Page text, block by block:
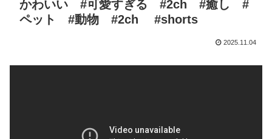
かわいい #可愛すぎる #2ch #癒し #
ペット #動物 #2ch #shorts
2025.11.04